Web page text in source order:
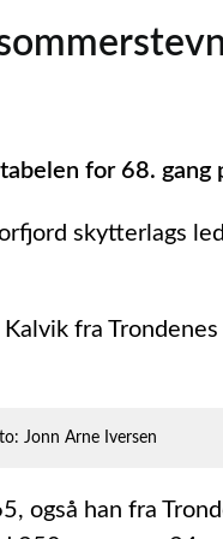
for 68. gang
skytterlags
fra
Jonn Arne Iversen
også han fra